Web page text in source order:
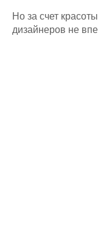
Но за счет
дизайнеров не